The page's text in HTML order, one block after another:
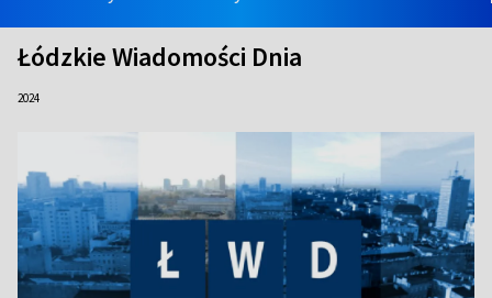
Łódzkie Wiadomości Dnia
2024